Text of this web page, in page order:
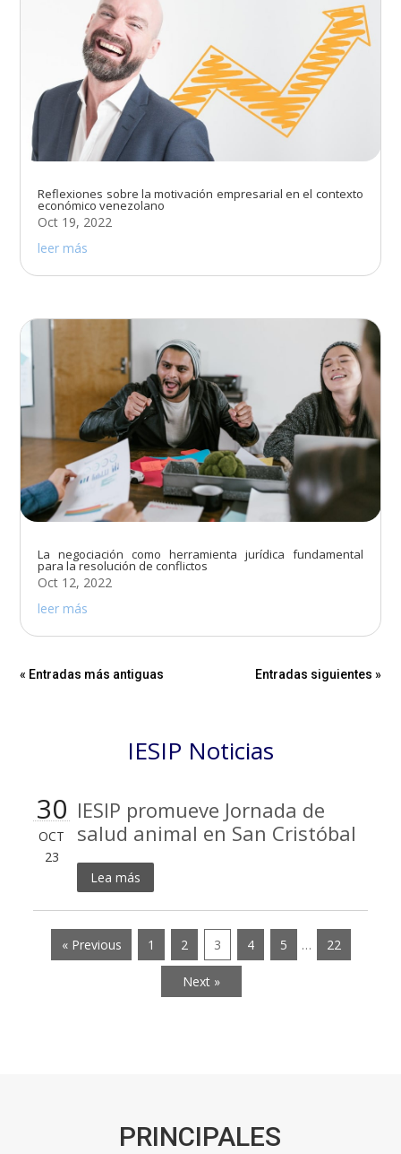
Reflexiones sobre la motivación empresarial en el contexto
económico venezolano
Oct 19, 2022
leer más
La negociación como herramienta jurídica fundamental
para la resolución de conflictos
Oct 12, 2022
leer más
« Entradas más antiguas Entradas siguientes »
IESIP Noticias
30
OCT
23
IESIP promueve Jornada de
salud animal en San Cristóbal
Lea más
« Previous 1 2 3 4 5 … 22
Next »
PRINCIPALES